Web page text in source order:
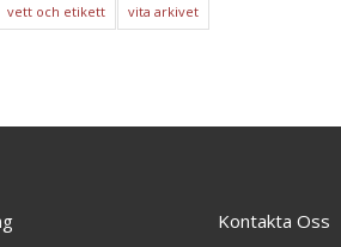
vett och etikett vita arkivet
Kontakta Oss